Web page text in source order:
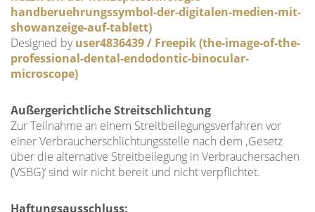
handberuehrungssymbol-der-digitalen-medien-mit-
showanzeige-auf-tablett)
Designed byuser4836439 / Freepik (the-image-of-the-
professional-dental-endodontic-binocular-
microscope)
Außergerichtliche Streitschlichtung
Zur Teilnahme an einem Streitbeilegungsverfahren vor
einer Verbraucherschlichtungsstelle nach dem ‚Gesetz
über die alternative Streitbeilegung in Verbrauchersachen
(VSBG)‘ sind wir nicht bereit und nicht verpflichtet.
Haftungsausschluss: